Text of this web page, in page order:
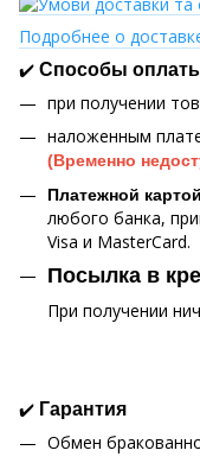
Подробнее о
✔️ Способы
при получении
наложенным
(Временно
Платежной картой
любого банка,
Visa и MasterCard.
Посылка в
При получении
✔️ Гарантия
Обмен